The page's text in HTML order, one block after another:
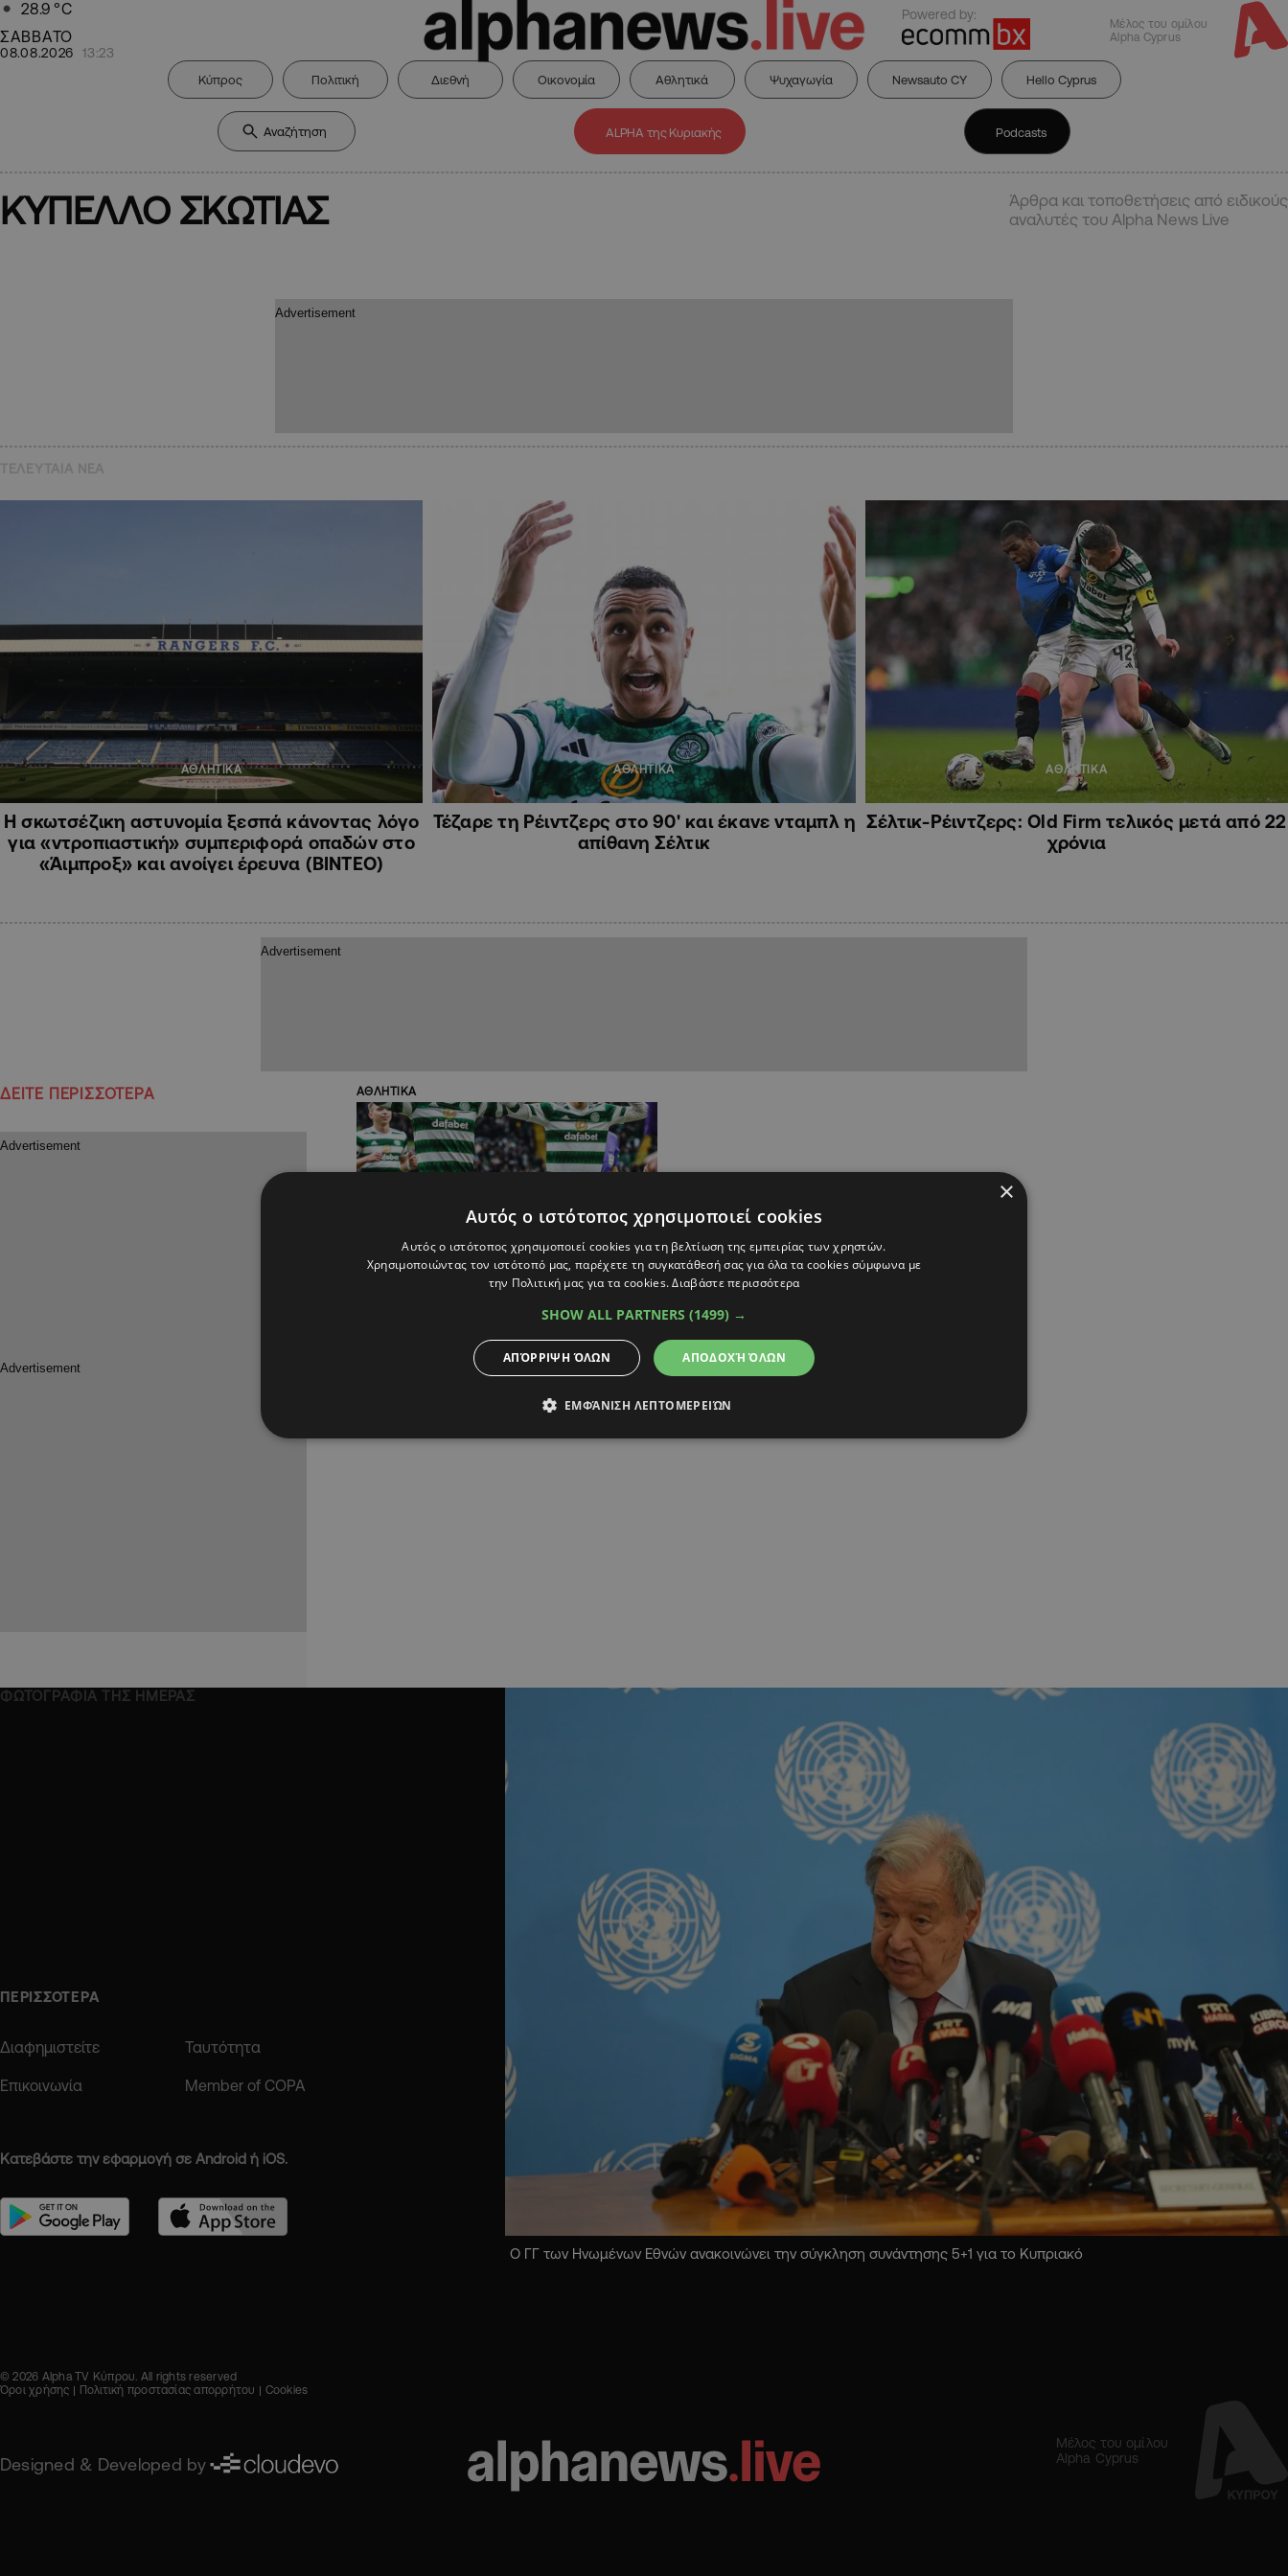
28.9 °C
ΣΑΒΒΑΤΟ
08.08.2026 13:23
Powered by:
Μέλος του ομίλου
Alpha Cyprus
Κύπρος Πολιτική Διεθνή Οικονομία Αθλητικά Ψυχαγωγία Newsauto CY Hello Cyprus
ALPHA της Κυριακής Podcasts
ΚΥΠΕΛΛΟ ΣΚΩΤΙΑΣ
Άρθρα και τοποθετήσεις από ειδικούς
αναλυτές του Alpha News Live
ΑΘΛΗΤΙΚΑ
Η σκωτσέζικη αστυνομία ξεσπά κάνοντας λόγο
για «ντροπιαστική» συμπεριφορά οπαδών στο
«Άιμπροξ» και ανοίγει έρευνα (ΒΙΝΤΕΟ)
ΑΘΛΗΤΙΚΑ
Τέζαρε τη Ρέιντζερς στο 90' και έκανε νταμπλ η
απίθανη Σέλτικ
ΑΘΛΗΤΙΚΑ
Σέλτικ-Ρέιντζερς: Old Firm τελικός μετά από 22
χρόνια
ΔΕΙΤΕ ΠΕΡΙΣΣΟΤΕΡΑ ΑΘΛΗΤΙΚΑ
Εύκολα στους «16» του Κυπέλλου η
Σέλτικ, τα… χρειάστηκε η Ρέιντζερς
Σε περίπατο μετέτρεψε το παιχνίδι με τη Μόρτον η
ΦΩΤΟΓΡΑΦΙΑ ΤΗΣ ΗΜΕΡΑΣ
ΠΕΡΙΣΣΟΤΕΡΑ
Διαφημιστείτε Ταυτότητα
Επικοινωνία Member of COPA
Κατεβάστε την εφαρμογή σε Android ή iOS.
Ο ΓΓ των Ηνωμένων Εθνών ανακοινώνει την σύγκληση συνάντησης 5+1 για το Κυπριακό
© 2026 Alpha TV Κύπρου. All rights reserved
Όροι χρήσης
Πολιτική προστασίας απορρήτου Cookies
Designed & Developed by
Μέλος του ομίλου
Alpha Cyprus
×
Αυτός ο ιστότοπος χρησιμοποιεί cookies
Αυτός ο ιστότοπος χρησιμοποιεί cookies για τη βελτίωση της εμπειρίας των χρηστών.
Χρησιμοποιώντας τον ιστότοπό μας, παρέχετε τη συγκατάθεσή σας για όλα τα cookies σύμφωνα με
την Πολιτική μας για τα cookies.Διαβάστε περισσότερα
SHOW ALL PARTNERS (1499) →
ΑΠΟΔΟΧΉ ΌΛΩΝ
ΑΠΌΡΡΙΨΗ ΌΛΩΝ
ΕΜΦΆΝΙΣΗ ΛΕΠΤΟΜΕΡΕΙΏΝ